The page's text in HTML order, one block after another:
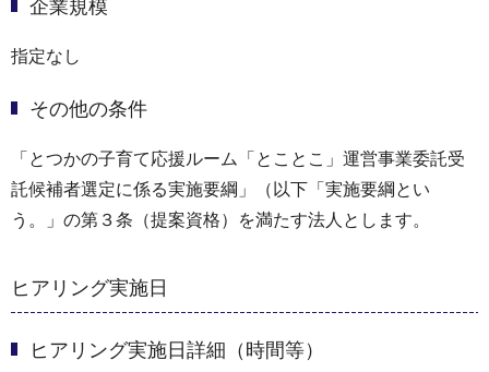
企業規模
指定なし
その他の条件
「とつかの子育て応援ルーム「とことこ」運営事業委託受
託候補者選定に係る実施要綱」（以下「実施要綱とい
う。」の第３条（提案資格）を満たす法人とします。
ヒアリング実施日
ヒアリング実施日詳細（時間等）